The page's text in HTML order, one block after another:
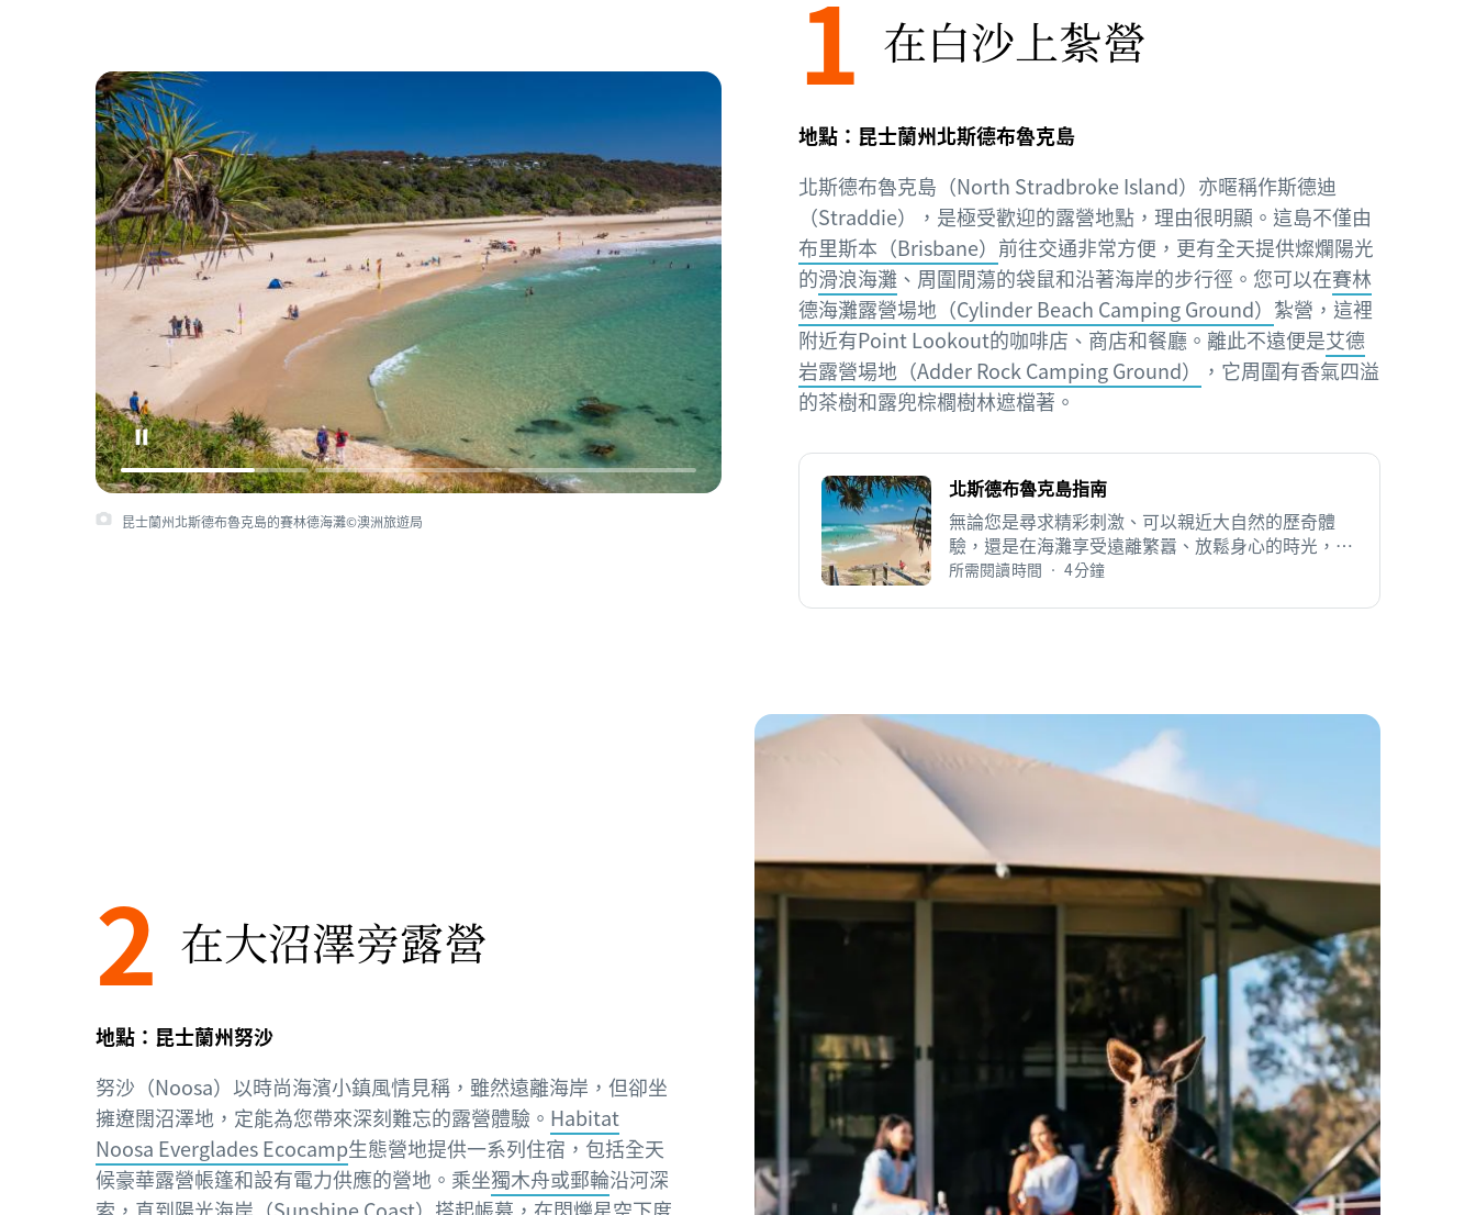
昆士蘭州北斯德布魯克島的賽林德海灘©澳洲旅遊局
1 在白沙上紮營
地點：昆士蘭州北斯德布魯克島
北斯德布魯克島（North Stradbroke Island）亦暱稱作斯德迪
（Straddie），是極受歡迎的露營地點，理由很明顯。這島不僅由
布里斯本（Brisbane） 前往交通非常方便，更有全天提供燦爛陽光
的滑浪海灘 、周圍閒蕩的袋鼠和沿著海岸的步行徑。您可以在賽林
德海灘露營場地（Cylinder Beach Camping Ground） 紮營，這裡
附近有Point Lookout的咖啡店、商店和餐廳。離此不遠便是艾德
岩露營場地（Adder Rock Camping Ground）
，它周圍有香氣四溢
的茶樹和露兜棕櫚樹林遮檔著。
北斯德布魯克島指南
無論您是尋求精彩刺激、可以親近大自然的歷奇體
驗，還是在海灘享受遠離繁囂、放鬆身心的時光，陽
光海岸（Sunshine Coast）都能讓您盡享兩個美麗世
所需閱讀時間 • 4分鐘
2 在大沼澤旁露營
地點：昆士蘭州努沙
努沙（Noosa）以時尚海濱小鎮風情見稱，雖然遠離海岸，但卻坐
擁遼闊沼澤地，定能為您帶來深刻難忘的露營體驗。 Habitat
Noosa Everglades Ecocamp生態營地提供一系列住宿，包括全天
候豪華露營帳篷和設有電力供應的營地。乘坐獨木舟或郵輪沿河深